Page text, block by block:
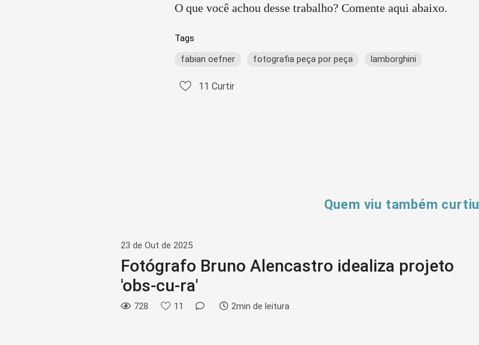
O que você achou desse trabalho? Comente aqui abaixo.
Tags
fabian oefner
fotografia peça por peça lamborghini
11 Curtir
Quem viu também curtiu
23 de Out de 2025
Fotógrafo Bruno Alencastro idealiza projeto
'obs-cu-ra'
728 11 2min de leitura